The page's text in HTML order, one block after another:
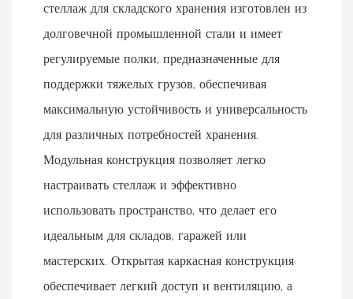
стеллаж для складского хранения изготовлен из
долговечной промышленной стали и имеет
регулируемые полки, предназначенные для
поддержки тяжелых грузов, обеспечивая
максимальную устойчивость и универсальность
для различных потребностей хранения.
Модульная конструкция позволяет легко
настраивать стеллаж и эффективно
использовать пространство, что делает его
идеальным для складов, гаражей или
мастерских. Открытая каркасная конструкция
обеспечивает легкий доступ и вентиляцию, а